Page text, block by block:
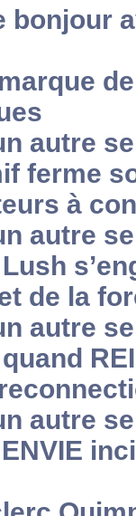
bonjour
autre
ferme
à
autre
de la
autre
autre